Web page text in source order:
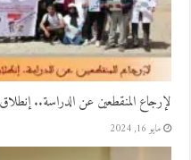
لإرجاع المنقطعين عن الدراسة.. إنطلاق
مايو 16, 2024